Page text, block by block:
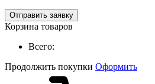
Отправить заявку
Корзина товаров
Всего:
Продолжить покупки Оформить